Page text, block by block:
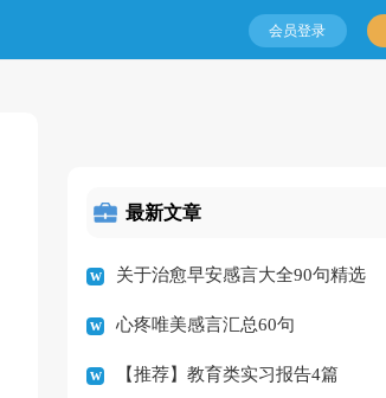
会员登录
最新文章
关于治愈早安感言大全90句精选
心疼唯美感言汇总60句
【推荐】教育类实习报告4篇